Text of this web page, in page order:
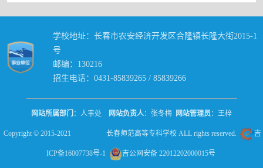
学校地址：长春市农安经济开发区合隆镇长隆大街2015-1
号
邮编：130216
招生电话：0431-85839265 / 85839266
网站所属部门 ：人事处 网站负责人：张冬梅 网站管理员：王梓
Copyright © 2015-2021 长春师范高等专科学校 ALL rights reserved. 吉
ICP备16007738号-1 吉公网安备 22012202000015号